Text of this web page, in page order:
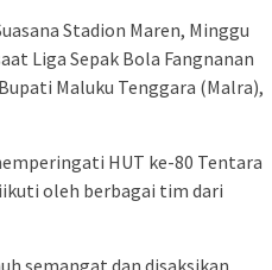
Stadion Maren, Minggu
Liga Sepak Bola Fangnanan
Maluku Tenggara (Malra),
HUT ke-80 Tentara
oleh berbagai tim dari